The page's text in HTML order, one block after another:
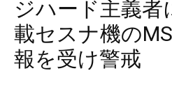
ジハード主義者
載セスナ機の
報を受け警戒